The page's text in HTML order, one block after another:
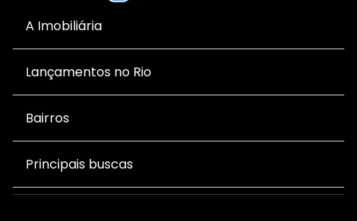
A Imobiliária
Lançamentos no Rio
Bairros
Principais buscas